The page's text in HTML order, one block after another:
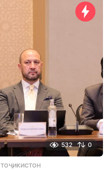
532 0
,ТОҶИКИСТОН